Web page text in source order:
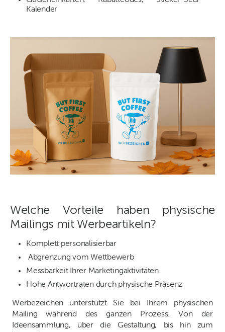
Kalender
Welche Vorteile haben physische
Mailings mit Werbeartikeln?
Komplett personalisierbar
Abgrenzung vom Wettbewerb
Messbarkeit Ihrer Marketingaktivitäten
Hohe Antwortraten durch physische Präsenz
Werbezeichen unterstützt Sie bei Ihrem physischen
Mailing während des ganzen Prozess. Von der
Ideensammlung, über die Gestaltung, bis hin zum